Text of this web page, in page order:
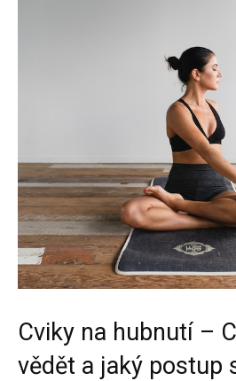
Cviky na hubnutí –
vědět a jaký postup